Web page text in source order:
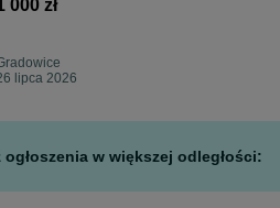
000 zł
lipca 2026
ogłoszenia w większej odległości: